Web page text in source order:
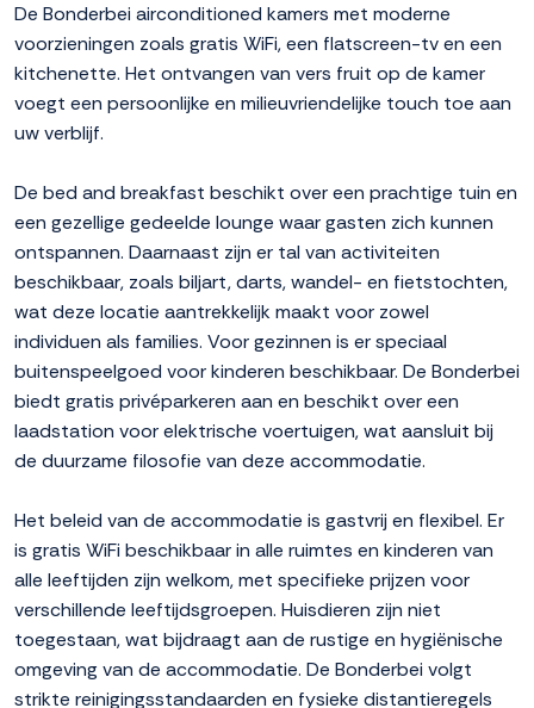
De Bonderbei airconditioned kamers met moderne
voorzieningen zoals gratis WiFi, een flatscreen-tv en een
kitchenette. Het ontvangen van vers fruit op de kamer
voegt een persoonlijke en milieuvriendelijke touch toe aan
uw verblijf.
De bed and breakfast beschikt over een prachtige tuin en
een gezellige gedeelde lounge waar gasten zich kunnen
ontspannen. Daarnaast zijn er tal van activiteiten
beschikbaar, zoals biljart, darts, wandel- en fietstochten,
wat deze locatie aantrekkelijk maakt voor zowel
individuen als families. Voor gezinnen is er speciaal
buitenspeelgoed voor kinderen beschikbaar. De Bonderbei
biedt gratis privéparkeren aan en beschikt over een
laadstation voor elektrische voertuigen, wat aansluit bij
de duurzame filosofie van deze accommodatie.
Het beleid van de accommodatie is gastvrij en flexibel. Er
is gratis WiFi beschikbaar in alle ruimtes en kinderen van
alle leeftijden zijn welkom, met specifieke prijzen voor
verschillende leeftijdsgroepen. Huisdieren zijn niet
toegestaan, wat bijdraagt aan de rustige en hygiënische
omgeving van de accommodatie. De Bonderbei volgt
strikte reinigingsstandaarden en fysieke distantieregels